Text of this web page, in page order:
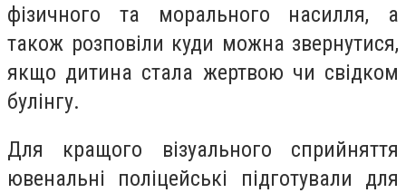
фізичного та морального насилля, а
також розповіли куди можна звернутися,
якщо дитина стала жертвою чи свідком
булінгу.
Для кращого візуального сприйняття
ювенальні поліцейські підготували для